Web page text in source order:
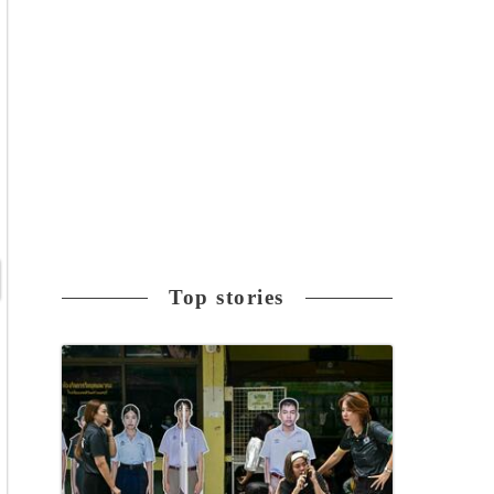
Top stories